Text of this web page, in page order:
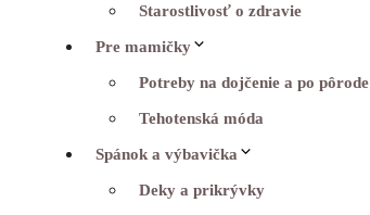
Starostlivosť o zdravie
Pre mamičky
Potreby na dojčenie a po pôrode
Tehotenská móda
Spánok a výbavička
Deky a prikrývky